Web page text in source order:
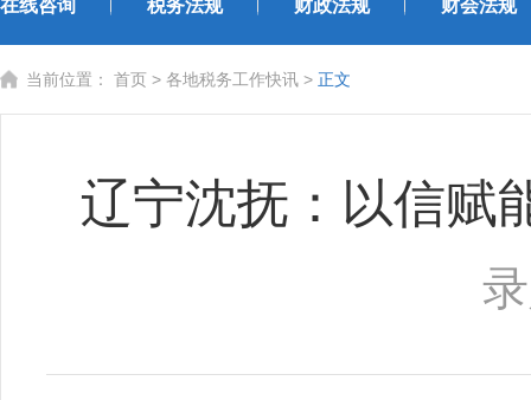
在线咨询
税务法规 财政法规 财会法规
当前位置： 首页 > 各地税务工作快讯 > 正文
辽宁沈抚：以信赋